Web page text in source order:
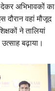
अभिभावकों का
दौरान वहां मौजूद
ने तालियां
बढ़ाया।